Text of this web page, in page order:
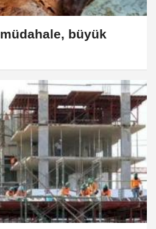
müdahale, büyük